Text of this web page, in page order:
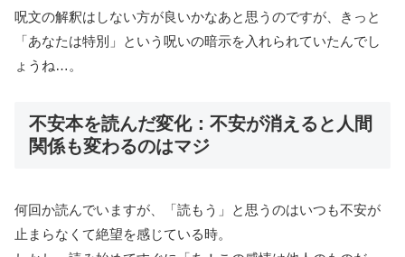
呪文の解釈はしない方が良いかなあと思うのですが、きっと
「あなたは特別」という呪いの暗示を入れられていたんでし
ょうね…。
不安本を読んだ変化：不安が消えると人間
関係も変わるのはマジ
何回か読んでいますが、「読もう」と思うのはいつも不安が
止まらなくて絶望を感じている時。